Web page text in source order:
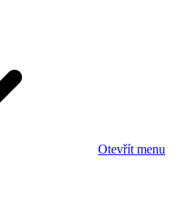
Otevřít menu